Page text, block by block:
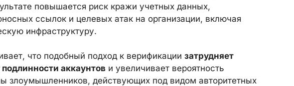
повышается риск кражи учетных данных,
ссылок и целевых атак на организации, включая
инфраструктуру.
что подобный подход к верификации затрудняет
аккаунтов и увеличивает вероятность
злоумышленников, действующих под видом авторитетных